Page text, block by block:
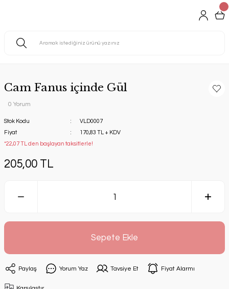
Cam Fanus içinde Gül
0 Yorum
Stok Kodu
VLD0007
Fiyat
170,83 TL + KDV
*22,07 TL den başlayan taksitlerle!
205,00 TL
Sepete Ekle
Paylaş Yorum Yaz Tavsiye Et Fiyat Alarmı
Karşılaştır